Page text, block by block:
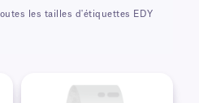
les tailles d'étiquettes EDY